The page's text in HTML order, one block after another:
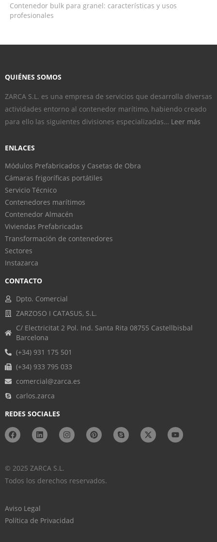
Contenedor bulk para granel: características y usos
profesionales
QUIÉNES SOMOS
ZARCA S.L. es una empresa de servicios que desarrolla diversas
actividades entorno al contenedor marítimo, habiendo creado
para ello las siguientes divisiones especializadas… Leer más
ENLACES
Módulos Prefabricados y Casetas de Obra
Cámaras frigoríficas portátiles
Servicio Técnico
Contenedores marítimos
Contenedor Almacén
Viviendas Prefabricadas
Transformación de contenedores
Sectores
Instazarca
CONTACTO
Dpto. Comercial
ZARZOSO I CATASUS, S.L.
C/ Electricitat 2 Pol. Ind. Santa Rita 08755 Castellbisbal
Barcelona
(+34) 931 175 501
(+34) 933 795 033
comercial@zarca.es
carlos.zarca
REDES SOCIALES
© 2025 ZARCA S.L.
Todos los derechos reservados.
Aviso Legal
Política de Privacidad